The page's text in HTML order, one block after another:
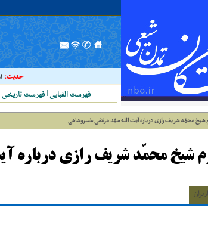
حدیث:
فهرست تاریخی فهرست الفبایی
شیخ محمّد شریف رازى درباره آیت الله سیّد مرتضی خسروشاهی
شیخ محمّد شریف رازى درباره